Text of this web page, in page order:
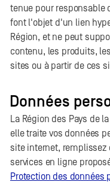
tenue pour responsable
font l'objet d'un lien
Région, et ne peut
contenu, les produits,
sites ou à partir de ces
Données
La Région des Pays de
elle traite vos données
site internet, remplissez
services en ligne
Protection des données